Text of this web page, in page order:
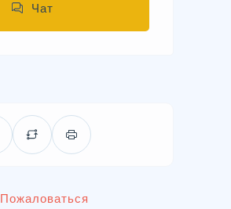
Чат
Пожаловаться